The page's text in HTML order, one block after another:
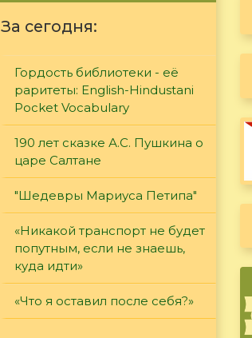
За сегодня:
Гордость библиотеки - её
раритеты: English-Hindustani
Pocket Vocabulary
190 лет сказке А.С. Пушкина о
царе Салтане
"Шедевры Мариуса Петипа"
«Никакой транспорт не будет
попутным, если не знаешь,
куда идти»
«Что я оставил после себя?»